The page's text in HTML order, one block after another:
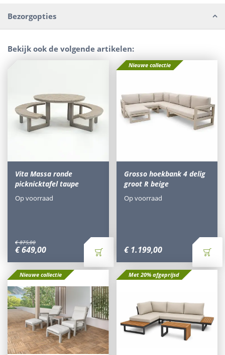
Bezorgopties
Bekijk ook de volgende artikelen:
Vita Massa ronde
picknicktafel taupe
€ 875,00
€649,00
Op voorraad
Nieuwe collectie
Grosso hoekbank 4 delig
groot R beige
€ 1.199,00
Op voorraad
Nieuwe collectie Met 20% afgeprijsd